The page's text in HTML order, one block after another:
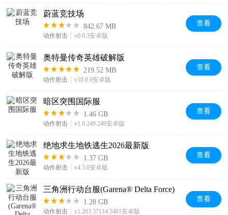
蔚蓝竞技场
842.67 MB
动作射击 v0.0.3安卓版
查看
奥特曼传奇英雄破解版
219.52 MB
动作射击 v10.0.0安卓版
查看
暗区突围国际服
1.46 GB
动作射击 v1.0.249.249安卓版
查看
绝地求生地铁逃生2026最新版
1.37 GB
动作射击 v4.5.0安卓版
查看
三角洲行动台服(Garena® Delta Force)
1.28 GB
动作射击 v1.203.37114.5401安卓版
查看